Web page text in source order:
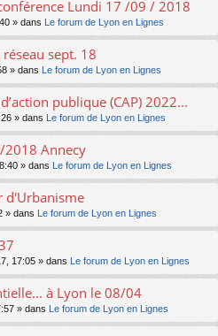
Lundi 17 /09 / 2018
» dans Le forum de Lyon en Lignes
sept. 18
» dans Le forum de Lyon en Lignes
publique (CAP) 2022...
» dans Le forum de Lyon en Lignes
Annecy
» dans Le forum de Lyon en Lignes
d'Urbanisme
» dans Le forum de Lyon en Lignes
17:05 » dans Le forum de Lyon en Lignes
à Lyon le 08/04
» dans Le forum de Lyon en Lignes